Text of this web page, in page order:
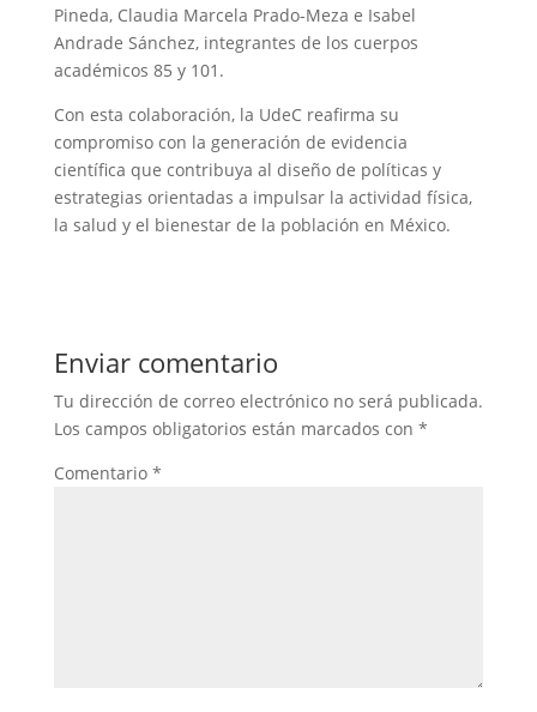
Pineda, Claudia Marcela Prado-Meza e Isabel
Andrade Sánchez, integrantes de los cuerpos
académicos 85 y 101.
Con esta colaboración, la UdeC reafirma su
compromiso con la generación de evidencia
científica que contribuya al diseño de políticas y
estrategias orientadas a impulsar la actividad física,
la salud y el bienestar de la población en México.
Enviar comentario
Tu dirección de correo electrónico no será publicada.
Los campos obligatorios están marcados con *
Comentario *